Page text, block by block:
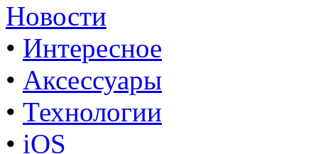
Новости
• Интересное
• Аксессуары
• Технологии
• iOS